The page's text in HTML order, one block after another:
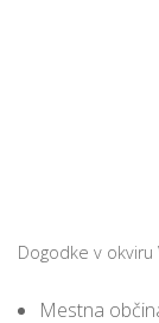
Dogodke v
Mestna